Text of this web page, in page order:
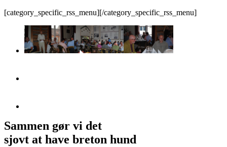
[category_specific_rss_menu][/category_specific_rss_menu]
Sammen gør vi det
sjovt at have breton hund